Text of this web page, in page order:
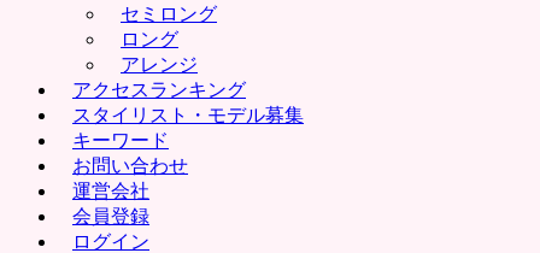
セミロング
ロング
アレンジ
アクセスランキング
スタイリスト・モデル募集
キーワード
お問い合わせ
運営会社
会員登録
ログイン